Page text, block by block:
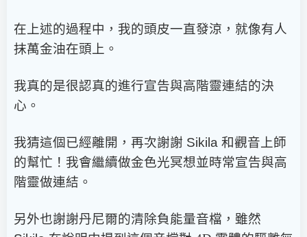
在上述的過程中，我的頭皮一直發涼，就像有人
抹萬金油在頭上。
我真的是很認真的進行宣告與高階靈連結的決
心。
我猜這個已經離開，再次謝謝 Sikila 和觀音上師
的幫忙！我會繼續做金色光冥想並時常宣告與高
階靈做連結。
另外也謝謝丹尼爾的清除負能量音檔，雖然